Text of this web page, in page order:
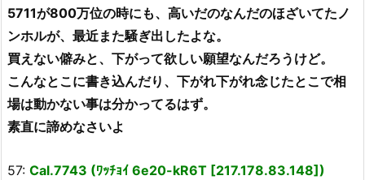
5711が800万位の時にも、高いだのなんだのほざいてたノ
ンホルが、最近また騒ぎ出したよな。
買えない僻みと、下がって欲しい願望なんだろうけど。
こんなとこに書き込んだり、下がれ下がれ念じたとこで相
場は動かない事は分かってるはず。
素直に諦めなさいよ
57: Cal.7743 (ﾜｯﾁｮｲ 6e20-kR6T [217.178.83.148])